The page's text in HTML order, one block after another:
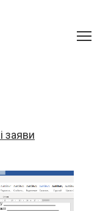
заяви